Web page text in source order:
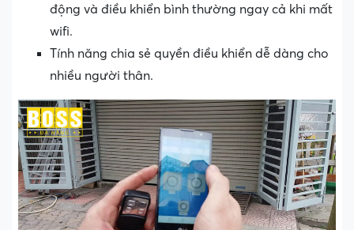
động và điều khiển bình thường ngay cả khi mất
wifi.
Tính năng chia sẻ quyền điều khiển dễ dàng cho
nhiều người thân.